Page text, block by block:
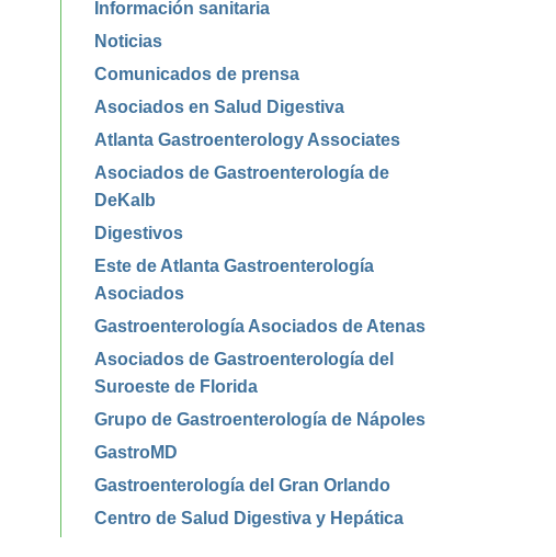
Información sanitaria
Noticias
Comunicados de prensa
Asociados en Salud Digestiva
Atlanta Gastroenterology Associates
Asociados de Gastroenterología de
DeKalb
Digestivos
Este de Atlanta Gastroenterología
Asociados
Gastroenterología Asociados de Atenas
Asociados de Gastroenterología del
Suroeste de Florida
Grupo de Gastroenterología de Nápoles
GastroMD
Gastroenterología del Gran Orlando
Centro de Salud Digestiva y Hepática